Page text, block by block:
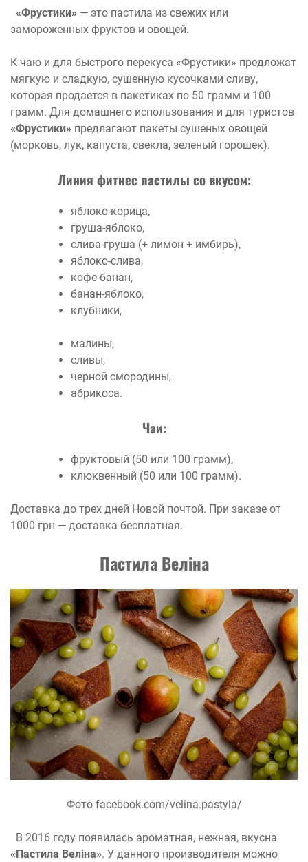
«Фрустики» — это пастила из свежих или
замороженных фруктов и овощей.
К чаю и для быстрого перекуса «Фрустики» предложат
мягкую и сладкую, сушенную кусочками сливу,
которая продается в пакетиках по 50 грамм и 100
грамм. Для домашнего использования и для туристов
«Фрустики» предлагают пакеты сушеных овощей
(морковь, лук, капуста, свекла, зеленый горошек).
Линия фитнес пастилы со вкусом:
яблоко-корица,
груша-яблоко,
слива-груша (+ лимон + имбирь),
яблоко-слива,
кофе-банан,
банан-яблоко,
клубники,
малины,
сливы,
черной смородины,
абрикоса.
Чаи:
фруктовый (50 или 100 грамм),
клюквенный (50 или 100 грамм).
Доставка до трех дней Новой почтой. При заказе от
1000 грн — доставка бесплатная.
Пастила Веліна
Фото facebook.com/velina.pastyla/
В 2016 году появилась ароматная, нежная, вкусна
«Пастила Веліна». У данного производителя можно